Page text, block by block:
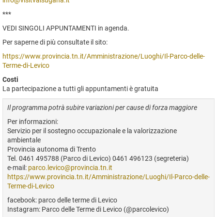
***
VEDI SINGOLI APPUNTAMENTI in agenda.
Per saperne di più consultate il sito:
https://www.provincia.tn.it/Amministrazione/Luoghi/Il-Parco-delle-
Terme-di-Levico
Costi
La partecipazione a tutti gli appuntamenti è gratuita
Il programma potrà subire variazioni per cause di forza maggiore
Per informazioni:
Servizio per il sostegno occupazionale e la valorizzazione
ambientale
Provincia autonoma di Trento
Tel. 0461 495788 (Parco di Levico) 0461 496123 (segreteria)
e-mail: parco.levico@provincia.tn.it
https://www.provincia.tn.it/Amministrazione/Luoghi/Il-Parco-delle-
Terme-di-Levico
facebook: parco delle terme di Levico
Instagram: Parco delle Terme di Levico (@parcolevico)